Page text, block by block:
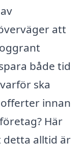
att
både tid
ska
innan
Här
detta alltid är